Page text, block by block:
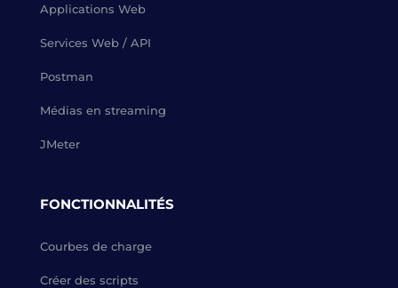
Applications Web
Services Web / API
Postman
Médias en streaming
JMeter
FONCTIONNALITÉS
Courbes de charge
Créer des scripts